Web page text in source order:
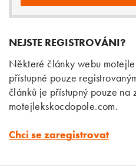
NEJSTE REGISTROVÁNI?
Některé články webu
přístupné pouze
článků je přístupný pouze na
motejlekskocdopole.com.
Chci se zaregistrovat